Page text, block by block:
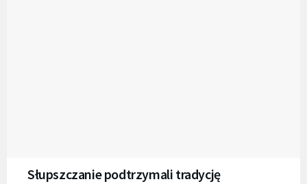
Słupszczanie podtrzymali tradycję